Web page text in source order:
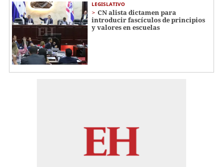
LEGISLATIVO
CN alista dictamen para
introducir fascículos de principios
y valores en escuelas